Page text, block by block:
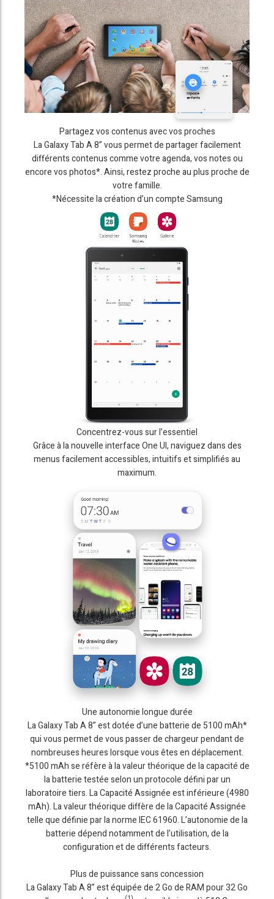
Partagez vos contenus avec vos proches
La Galaxy Tab A 8” vous permet de partager facilement
différents contenus comme votre agenda, vos notes ou
encore vos photos*. Ainsi, restez proche au plus proche de
votre famille.
*Nécessite la création d’un compte Samsung
Concentrez-vous sur l’essentiel
Grâce à la nouvelle interface One UI, naviguez dans des
menus facilement accessibles, intuitifs et simplifiés au
maximum.
Une autonomie longue durée
La Galaxy Tab A 8” est dotée d’une batterie de 5100 mAh*
qui vous permet de vous passer de chargeur pendant de
nombreuses heures lorsque vous êtes en déplacement.
*5100 mAh se réfère à la valeur théorique de la capacité de
la batterie testée selon un protocole défini par un
laboratoire tiers. La Capacité Assignée est inférieure (4980
mAh). La valeur théorique diffère de la Capacité Assignée
telle que définie par la norme IEC 61960. L’autonomie de la
batterie dépend notamment de l’utilisation, de la
configuration et de différents facteurs.
Plus de puissance sans concession
La Galaxy Tab A 8” est équipée de 2 Go de RAM pour 32 Go